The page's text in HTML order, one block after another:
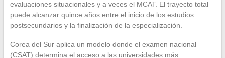
evaluaciones situacionales y a veces el MCAT. El trayecto total
puede alcanzar quince años entre el inicio de los estudios
postsecundarios y la finalización de la especialización.
Corea del Sur aplica un modelo donde el examen nacional
(CSAT) determina el acceso a las universidades más